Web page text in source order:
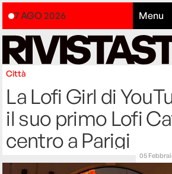
7 AGO 2026 Menu
Città
La Lofi Girl di
il suo primo Lofi
centro a Parigi
05